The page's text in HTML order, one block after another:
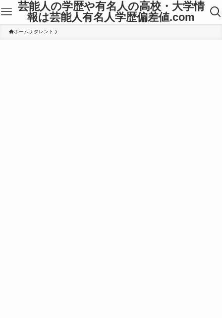
芸能人の学歴や有名人の高校・大学情
報は芸能人有名人学歴偏差値.com
ホーム タレント